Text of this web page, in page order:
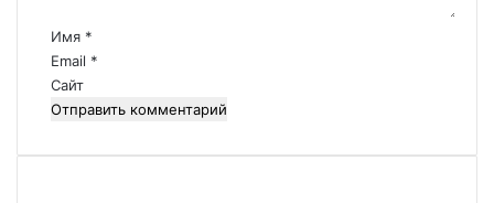
р
и
й
*
Имя *
Email *
Сайт